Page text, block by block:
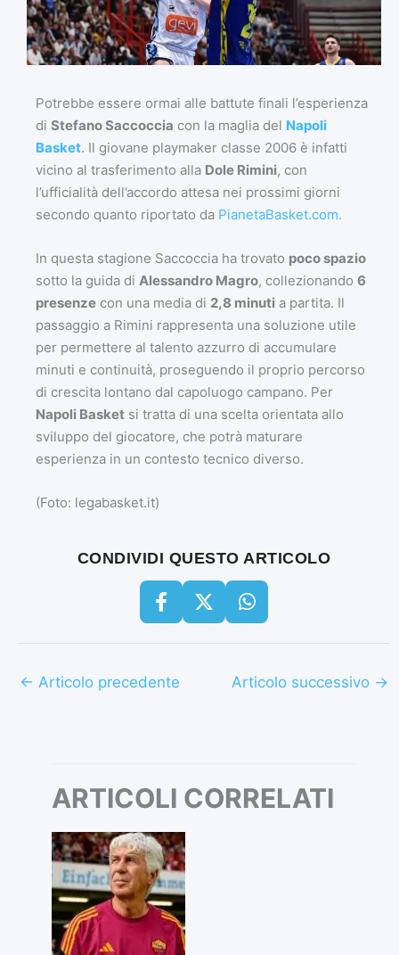
Potrebbe essere ormai alle battute finali l’esperienza
di Stefano Saccoccia con la maglia del Napoli
Basket. Il giovane playmaker classe 2006 è infatti
vicino al trasferimento alla Dole Rimini, con
l’ufficialità dell’accordo attesa nei prossimi giorni
secondo quanto riportato da PianetaBasket.com.
In questa stagione Saccoccia ha trovato poco spazio
sotto la guida di Alessandro Magro, collezionando 6
presenze con una media di 2,8 minuti a partita. Il
passaggio a Rimini rappresenta una soluzione utile
per permettere al talento azzurro di accumulare
minuti e continuità, proseguendo il proprio percorso
di crescita lontano dal capoluogo campano. Per
Napoli Basket si tratta di una scelta orientata allo
sviluppo del giocatore, che potrà maturare
esperienza in un contesto tecnico diverso.
(Foto: legabasket.it)
CONDIVIDI QUESTO ARTICOLO
← Articolo precedente Articolo successivo →
ARTICOLI CORRELATI